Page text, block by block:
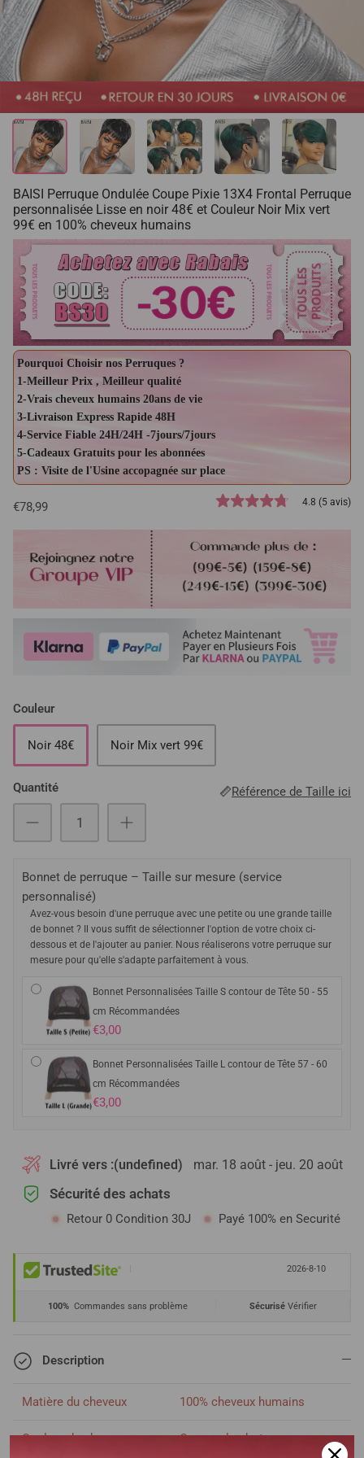
BAISI Perruque Ondulée Coupe Pixie 13X4 Frontal Perruque
personnalisée Lisse en noir 48€ et Couleur Noir Mix vert
99€ en 100% cheveux humains
Pourquoi Choisir nos Perruques ?
1-Meilleur Prix , Meilleur qualité
2-Vrais cheveux humains 20ans de vie
3-Livraison Express Rapide 48H
4-Service Fiable 24H/24H -7jours/7jours
5-Cadeaux Gratuits pour les abonnées
PS : Visite de l'Usine accopagnée sur place
€78,99 4.8 (5 avis)
Couleur
Noir 48€ Noir Mix vert 99€
Quantité Référence de Taille ici
Bonnet de perruque – Taille sur mesure (service
personnalisé)
Avez-vous besoin d'une perruque avec une petite ou une grande taille
de bonnet ? Il vous suffit de sélectionner l'option de votre choix ci-
dessous et de l'ajouter au panier. Nous réaliserons votre perruque sur
mesure pour qu'elle s'adapte parfaitement à vous.
Bonnet Personnalisées Taille S contour de Tête 50 - 55
cm Récommandées
€3,00
Bonnet Personnalisées Taille L contour de Tête 57 - 60
cm Récommandées
€3,00
Livré vers :(undefined) mar. 18 août - jeu. 20 août
Sécurité des achats
Retour 0 Condition 30J Payé 100% en Securité
2026-8-10
100% Commandes sans problème SécuriséVérifier
Description
Matière du cheveux 100% cheveux humains
Couleur du cheveux Comme la photo